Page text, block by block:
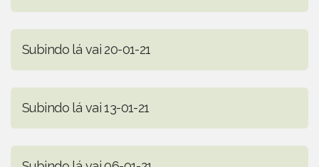
Subindo lá vai 20-01-21
Subindo lá vai 13-01-21